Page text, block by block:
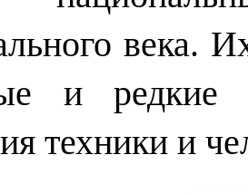
века.
и редкие
техники и